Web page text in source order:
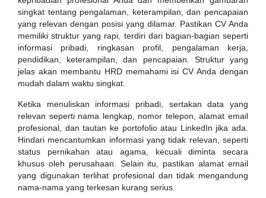
singkat tentang pengalaman, keterampilan, dan pencapaian
yang relevan dengan posisi yang dilamar. Pastikan CV Anda
memiliki struktur yang rapi, terdiri dari bagian-bagian seperti
informasi pribadi, ringkasan profil, pengalaman kerja,
pendidikan, keterampilan, dan pencapaian. Struktur yang
jelas akan membantu HRD memahami isi CV Anda dengan
mudah dalam waktu singkat.
Ketika menuliskan informasi pribadi, sertakan data yang
relevan seperti nama lengkap, nomor telepon, alamat email
profesional, dan tautan ke portofolio atau LinkedIn jika ada.
Hindari mencantumkan informasi yang tidak relevan, seperti
status pernikahan atau agama, kecuali diminta secara
khusus oleh perusahaan. Selain itu, pastikan alamat email
yang digunakan terlihat profesional dan tidak mengandung
nama-nama yang terkesan kurang serius.